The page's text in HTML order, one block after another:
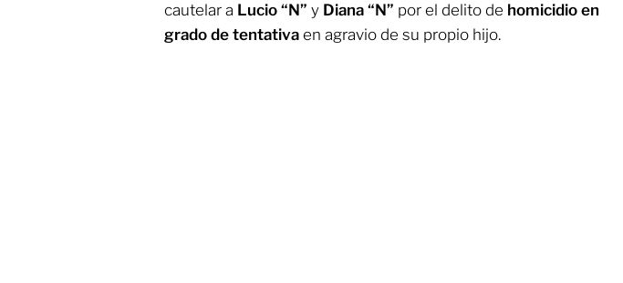
cautelar a Lucio “N” y Diana “N” por el delito de homicidio en
grado de tentativa en agravio de su propio hijo.